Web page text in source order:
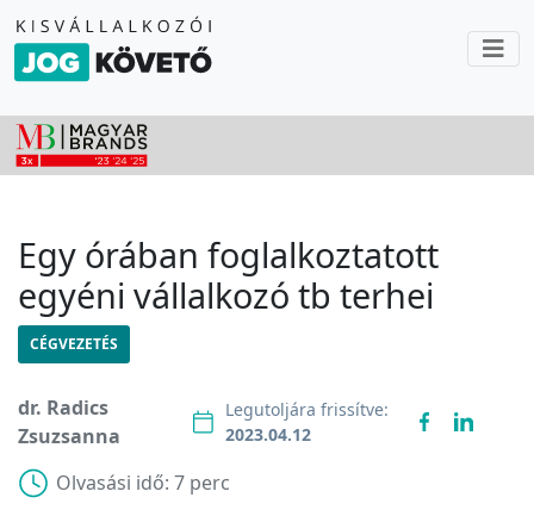
Egy órában foglalkoztatott
egyéni vállalkozó tb terhei
CÉGVEZETÉS
dr. Radics
Zsuzsanna
Legutoljára frissítve:
2023.04.12
Olvasási idő: 7 perc